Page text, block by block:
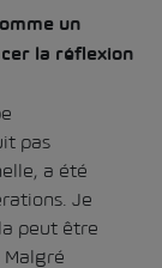
un
la réflexion
pas
a été
Je
peut être
Malgré